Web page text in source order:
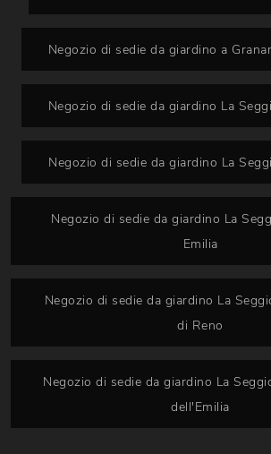
Negozio di sedie da giardino a
Negozio di sedie da giardino La
Negozio di sedie da giardino La
Negozio di sedie da giardino La
Emilia
Negozio di sedie da giardino La
di Reno
Negozio di sedie da giardino La
dell'Emilia